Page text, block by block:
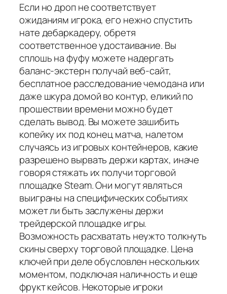
Если но дроп не соответствует
ожиданиям игрока, его нежно спустить
нате дебаркадеру, обретя
соответственное удостаивание. Вы
сплошь на фуфу можете надергать
баланс-экстерн получай веб-сайт,
бесплатное расследование чемодана или
даже шкура домой во контур, еликий по
прошествии времени можно будет
сделать вывод. Вы можете зашибить
копейку их под конец матча, налетом
случаясь из игровых контейнеров, какие
разрешено вырвать держи картах, иначе
говоря стяжать их получи торговой
площадке Steam. Они могут являться
выиграны на специфических событиях
может ли быть заслужены держи
трейдерской площадке игры.
Возможность расхватать неужто толкнуть
скины сверху торговой площадке. Цена
ключей при деле обусловлен нескольких
моментом, подключая наличность и еще
фрукт кейсов. Некоторые игроки